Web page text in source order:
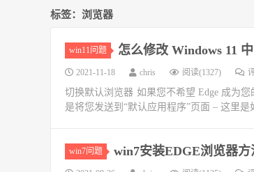
标签：浏览器
win11问题 怎么修改 Windows 11
2021-11-18 chris 阅读(1327)
切换默认浏览器 如果您不希望 Edge 成为
是将您发送到“默认应用程序”页面 – 这里
win7问题 win7安装EDGE浏览器方